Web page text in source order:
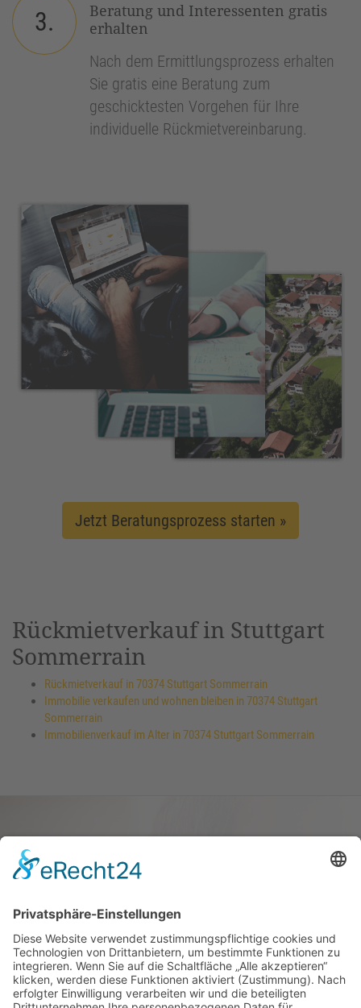
3.
Beratung und Interessenten gratis
erhalten
Nach dem Ermittlungsprozess erhalten
Sie gratis eine Beratung zum
geschicktesten Vorgehen für Ihre
individuelle Rückmietvereinbarung.
Jetzt Beratungsprozess starten »
Rückmietverkauf in Stuttgart
Sommerrain
Rückmietverkauf in 70374 Stuttgart Sommerrain
Immobilie verkaufen und wohnen bleiben in 70374 Stuttgart
Sommerrain
Immobilienverkauf im Alter in 70374 Stuttgart Sommerrain
verkaufen und darin
wohnen bleiben
Verkaufen Sie Ihr Haus oder Ihre
Eigen­tums­woh­nung und bleiben Sie
darin wohnen.